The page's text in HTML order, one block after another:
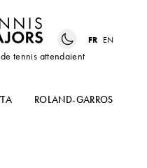
tennis attendaient
FR EN
ROLAND-GARROS